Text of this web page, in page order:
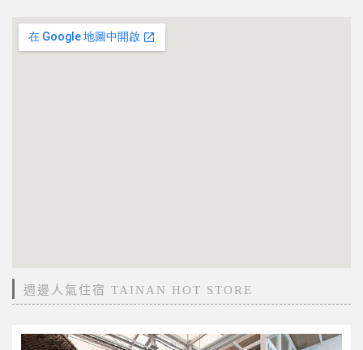
週邊人氣住宿 TAINAN HOT STORE